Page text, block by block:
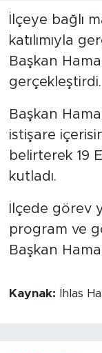
İlçeye bağlı
katılımıyla
Başkan
gerçekleştirdi.
Başkan
istişare
belirterek 19
kutladı.
İlçede görev
program ve
Başkan
Kaynak: İhlas